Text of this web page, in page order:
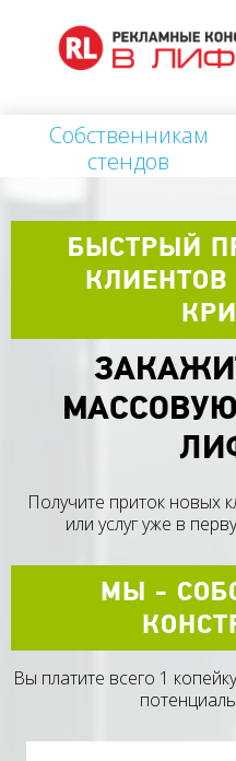
Собственникам
стендов
БЫСТРЫЙ
Получите приток новых
или услуг уже в
МЫ -
Вы платите всего 1